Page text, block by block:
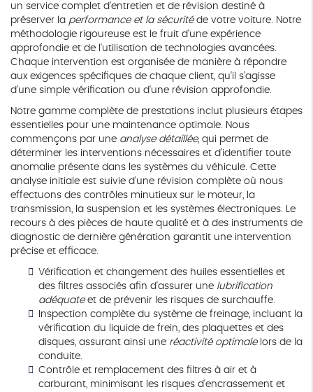
un service complet d'entretien et de révision destiné à
préserver la performance et la sécuritéde votre voiture. Notre
méthodologie rigoureuse est le fruit d'une expérience
approfondie et de l'utilisation de technologies avancées.
Chaque intervention est organisée de manière à répondre
aux exigences spécifiques de chaque client, qu'il s'agisse
d'une simple vérification ou d'une révision approfondie.
Notre gamme complète de prestations inclut plusieurs étapes
essentielles pour une maintenance optimale. Nous
commençons par une analyse détaillée, qui permet de
déterminer les interventions nécessaires et d'identifier toute
anomalie présente dans les systèmes du véhicule. Cette
analyse initiale est suivie d'une révision complète où nous
effectuons des contrôles minutieux sur le moteur, la
transmission, la suspension et les systèmes électroniques. Le
recours à des pièces de haute qualité et à des instruments de
diagnostic de dernière génération garantit une intervention
précise et efficace.
Vérification et changement des huiles essentielles et
des filtres associés afin d'assurer une lubrification
adéquateet de prévenir les risques de surchauffe.
Inspection complète du système de freinage, incluant la
vérification du liquide de frein, des plaquettes et des
disques, assurant ainsi une réactivité optimalelors de la
conduite.
Contrôle et remplacement des filtres à air et à
carburant, minimisant les risques d'encrassement et